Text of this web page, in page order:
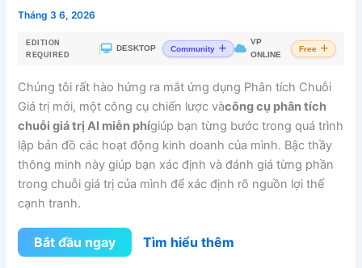
Tháng 3 6, 2026
EDITION
REQUIRED
| DESKTOP Community
VP
ONLINE
Free
Chúng tôi rất hào hứng ra mắt ứng dụng Phân tích Chuỗi
Giá trị mới, một công cụ chiến lược vàcông cụ phân tích
chuỗi giá trị AI miễn phígiúp bạn từng bước trong quá trình
lập bản đồ các hoạt động kinh doanh của mình. Bậc thầy
thông minh này giúp bạn xác định và đánh giá từng phần
trong chuỗi giá trị của mình để xác định rõ nguồn lợi thế
cạnh tranh.
Bắt đầu ngay Tìm hiểu thêm